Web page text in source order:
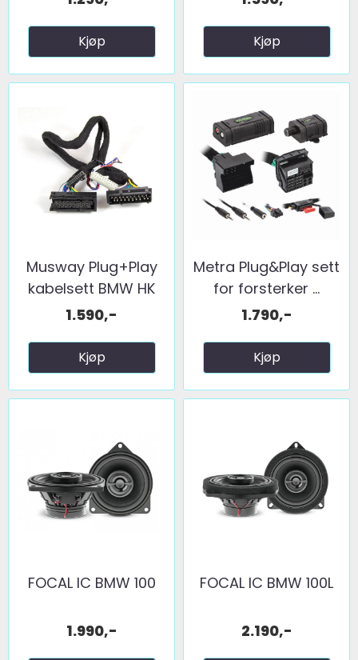
Kjøp Kjøp
Musway Plug+Play
kabelsett BMW HK
Sound ...
1.590,-
Kjøp
Metra Plug&Play sett
for forsterker ...
1.790,-
Kjøp
FOCAL IC BMW 100
1.990,-
FOCAL IC BMW 100L
2.190,-